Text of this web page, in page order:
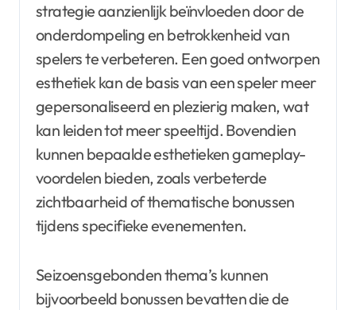
strategie aanzienlijk beïnvloeden door de
onderdompeling en betrokkenheid van
spelers te verbeteren. Een goed ontworpen
esthetiek kan de basis van een speler meer
gepersonaliseerd en plezierig maken, wat
kan leiden tot meer speeltijd. Bovendien
kunnen bepaalde esthetieken gameplay-
voordelen bieden, zoals verbeterde
zichtbaarheid of thematische bonussen
tijdens specifieke evenementen.
Seizoensgebonden thema’s kunnen
bijvoorbeeld bonussen bevatten die de